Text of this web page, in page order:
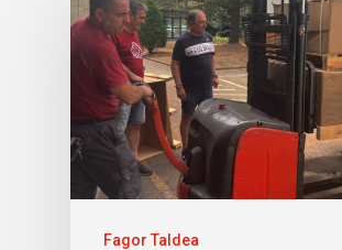
Fagor Taldea